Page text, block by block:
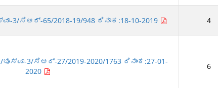
3/ಸಿಆರ್-65/2018-19/948 ದಿನಾಂಕ:18-10-2019 4
3/ಸಿಆರ್-27/2019-2020/1763 ದಿನಾಂಕ:27-01-
2020
6